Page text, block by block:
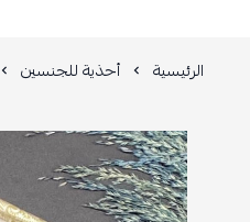
الرئيسية أحذية للجنسين